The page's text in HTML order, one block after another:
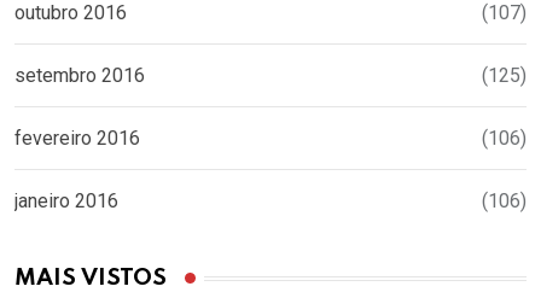
outubro 2016 (107)
setembro 2016 (125)
fevereiro 2016 (106)
janeiro 2016 (106)
MAIS VISTOS